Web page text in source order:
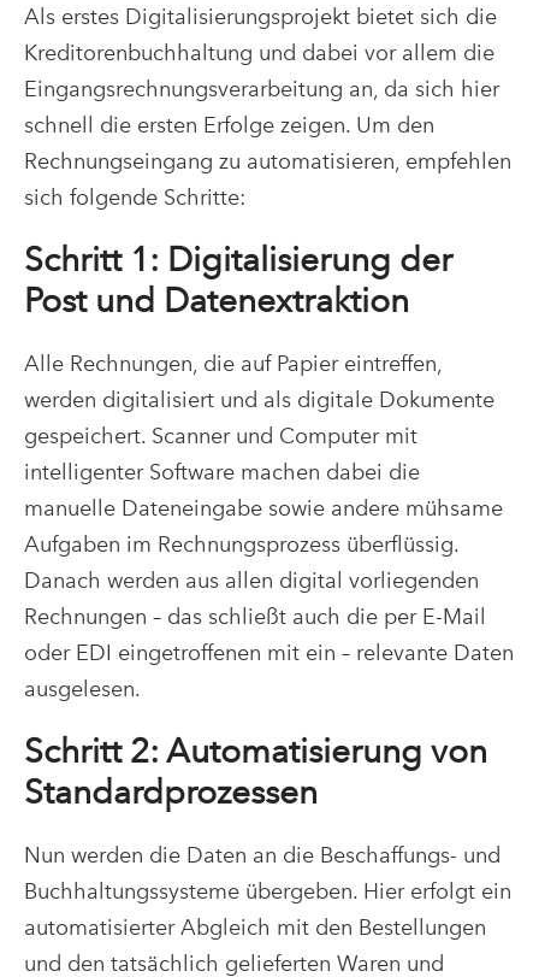
Als erstes Digitalisierungsprojekt bietet sich die
Kreditorenbuchhaltung und dabei vor allem die
Eingangsrechnungsverarbeitung an, da sich hier
schnell die ersten Erfolge zeigen. Um den
Rechnungseingang zu automatisieren, empfehlen
sich folgende Schritte:
Schritt 1: Digitalisierung der
Post und Datenextraktion
Alle Rechnungen, die auf Papier eintreffen,
werden digitalisiert und als digitale Dokumente
gespeichert. Scanner und Computer mit
intelligenter Software machen dabei die
manuelle Dateneingabe sowie andere mühsame
Aufgaben im Rechnungsprozess überflüssig.
Danach werden aus allen digital vorliegenden
Rechnungen – das schließt auch die per E-Mail
oder EDI eingetroffenen mit ein – relevante Daten
ausgelesen.
Schritt 2: Automatisierung von
Standardprozessen
Nun werden die Daten an die Beschaffungs- und
Buchhaltungssysteme übergeben. Hier erfolgt ein
automatisierter Abgleich mit den Bestellungen
und den tatsächlich gelieferten Waren und